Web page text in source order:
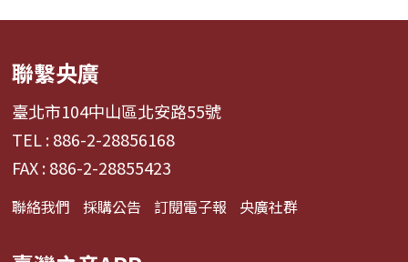
聯繫央廣
臺北市104中山區北安路55號
TEL : 886-2-28856168
FAX : 886-2-28855423
聯絡我們 採購公告 訂閱電子報 央廣社群